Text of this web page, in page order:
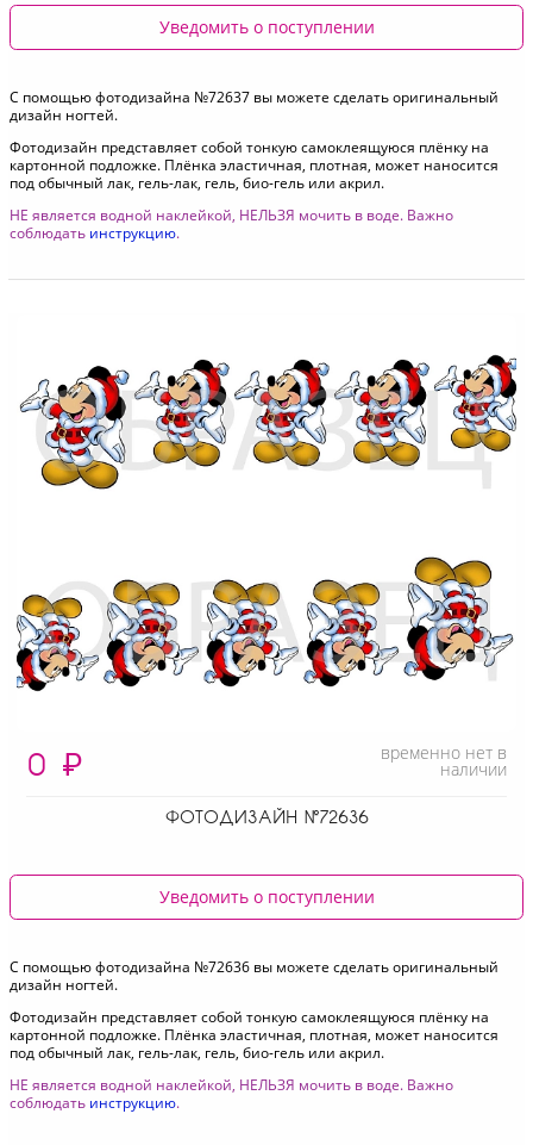
Уведомить о поступлении
С помощью фотодизайна №72637 вы можете сделать оригинальный
дизайн ногтей.
Фотодизайн представляет собой тонкую самоклеящуюся плёнку на
картонной подложке. Плёнка эластичная, плотная, может наносится
под обычный лак, гель-лак, гель, био-гель или акрил.
НЕ является водной наклейкой, НЕЛЬЗЯ мочить в воде. Важно
соблюдать инструкцию.
0 ₽ временно нет в
наличии
ФОТОДИЗАЙН №72636
Уведомить о поступлении
С помощью фотодизайна №72636 вы можете сделать оригинальный
дизайн ногтей.
Фотодизайн представляет собой тонкую самоклеящуюся плёнку на
картонной подложке. Плёнка эластичная, плотная, может наносится
под обычный лак, гель-лак, гель, био-гель или акрил.
НЕ является водной наклейкой, НЕЛЬЗЯ мочить в воде. Важно
соблюдать инструкцию.